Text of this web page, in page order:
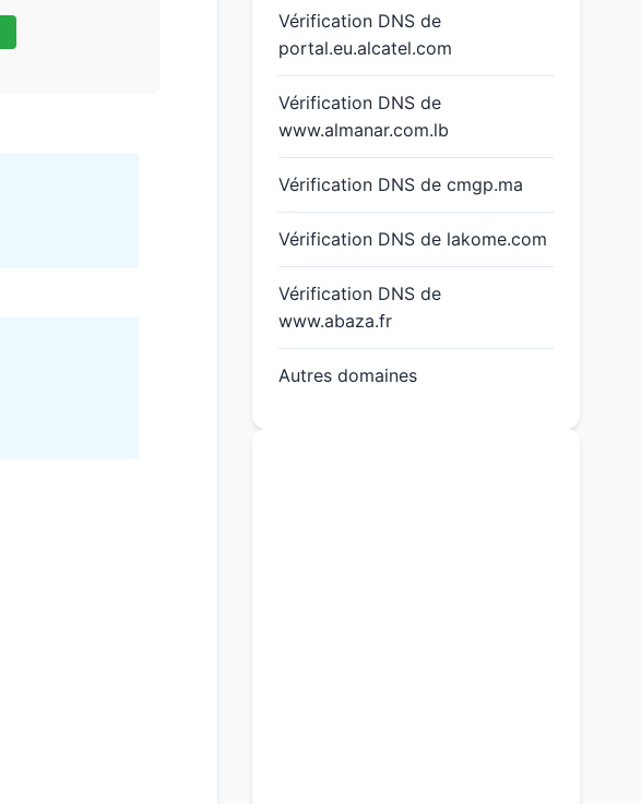
Vérification DNS de
portal.eu.alcatel.com
Vérification DNS de
www.almanar.com.lb
Vérification DNS de cmgp.ma
Vérification DNS de lakome.com
Vérification DNS de
www.abaza.fr
Autres domaines